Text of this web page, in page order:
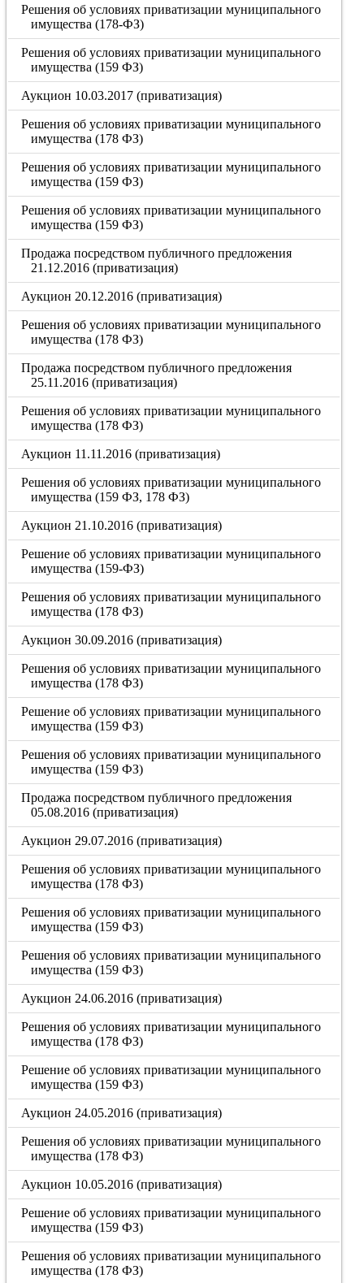
Решения об условиях приватизации муниципального
имущества (178-ФЗ)
Решения об условиях приватизации муниципального
имущества (159 ФЗ)
Аукцион 10.03.2017 (приватизация)
Решения об условиях приватизации муниципального
имущества (178 ФЗ)
Решения об условиях приватизации муниципального
имущества (159 ФЗ)
Решения об условиях приватизации муниципального
имущества (159 ФЗ)
Продажа посредством публичного предложения
21.12.2016 (приватизация)
Аукцион 20.12.2016 (приватизация)
Решения об условиях приватизации муниципального
имущества (178 ФЗ)
Продажа посредством публичного предложения
25.11.2016 (приватизация)
Решения об условиях приватизации муниципального
имущества (178 ФЗ)
Аукцион 11.11.2016 (приватизация)
Решения об условиях приватизации муниципального
имущества (159 ФЗ, 178 ФЗ)
Аукцион 21.10.2016 (приватизация)
Решение об условиях приватизации муниципального
имущества (159-ФЗ)
Решения об условиях приватизации муниципального
имущества (178 ФЗ)
Аукцион 30.09.2016 (приватизация)
Решения об условиях приватизации муниципального
имущества (178 ФЗ)
Решение об условиях приватизации муниципального
имущества (159 ФЗ)
Решения об условиях приватизации муниципального
имущества (159 ФЗ)
Продажа посредством публичного предложения
05.08.2016 (приватизация)
Аукцион 29.07.2016 (приватизация)
Решения об условиях приватизации муниципального
имущества (178 ФЗ)
Решения об условиях приватизации муниципального
имущества (159 ФЗ)
Решения об условиях приватизации муниципального
имущества (159 ФЗ)
Аукцион 24.06.2016 (приватизация)
Решения об условиях приватизации муниципального
имущества (178 ФЗ)
Решение об условиях приватизации муниципального
имущества (159 ФЗ)
Аукцион 24.05.2016 (приватизация)
Решения об условиях приватизации муниципального
имущества (178 ФЗ)
Аукцион 10.05.2016 (приватизация)
Решение об условиях приватизации муниципального
имущества (159 ФЗ)
Решения об условиях приватизации муниципального
имущества (178 ФЗ)